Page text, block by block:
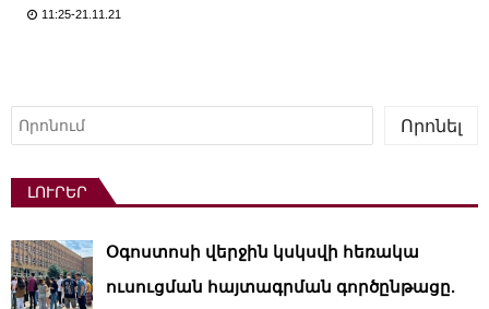
11:25-21.11.21
Որոնել
Որոնել
ԼՈՒՐԵՐ
Օգոստոսի վերջին կսկսվի հեռակա
ուսուցման հայտագրման գործընթացը.